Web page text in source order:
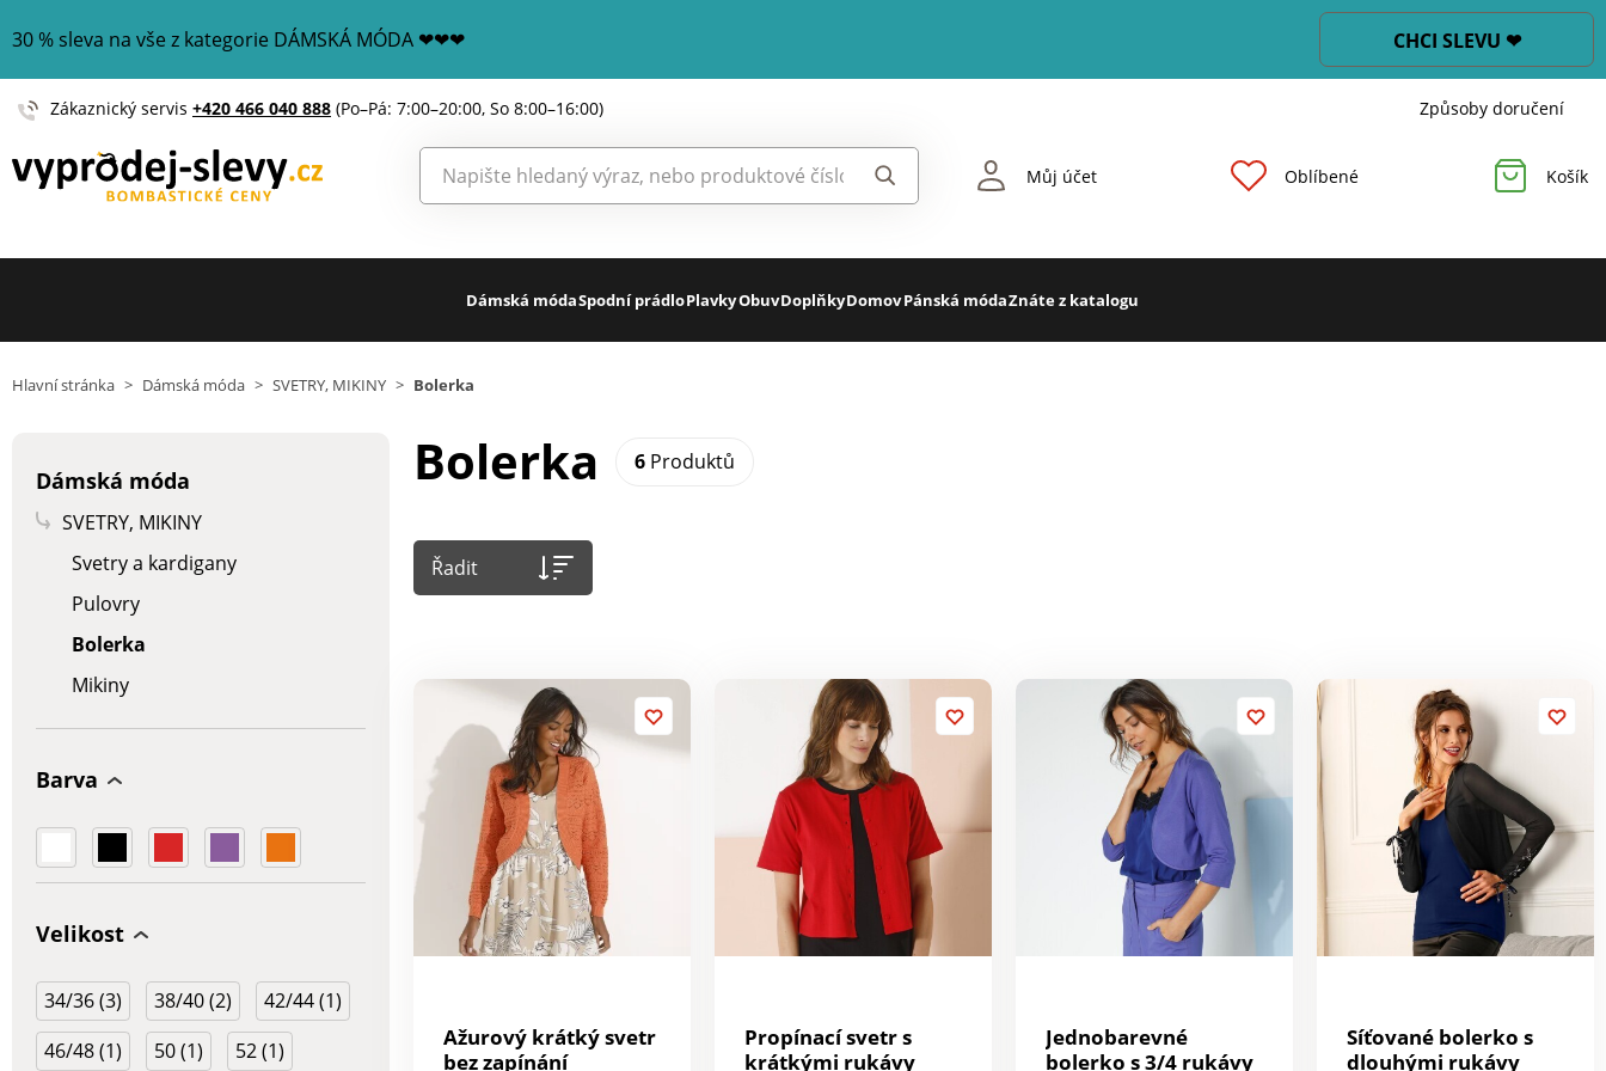
30 % sleva na vše z kategorie DÁMSKÁ MÓDA ❤❤❤ CHCI SLEVU ❤
Zákaznický servis +420 466 040 888 (Po–Pá: 7:00–20:00, So 8:00–16:00) Způsoby doručení
Můj účet Oblíbené Košík
Dámská módaSpodní prádloPlavkyObuvDoplňkyDomovPánská módaZnáte z katalogu
Hlavní stránka > Dámská móda > SVETRY, MIKINY > Bolerka
Dámská móda
SVETRY, MIKINY
Svetry a kardigany
Pulovry
Bolerka
Mikiny
Barva
Velikost
34/36 (3) 38/40 (2)
42/44 (1)
46/48 (1)
50 (1)
52 (1)
Bolerka 6 Produktů
Řadit
Ažurový krátký svetr
bez zapínání
Propínací svetr s
krátkými rukávy
Jednobarevné
bolerko s 3/4 rukávy
Síťované bolerko s
dlouhými rukávy